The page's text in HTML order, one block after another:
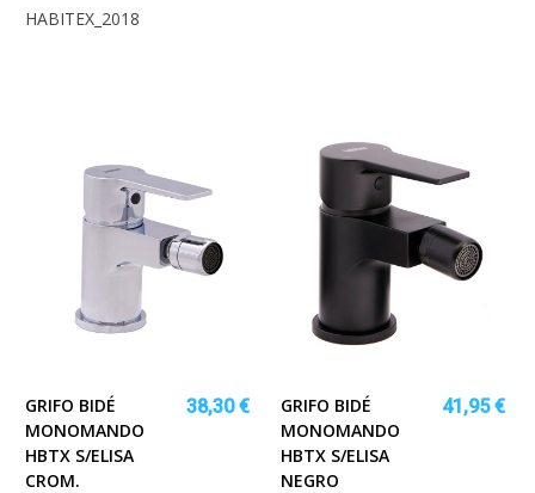
HABITEX_2018
GRIFO BIDÉ
MONOMANDO
HBTX S/ELISA
CROM.
38,30 €
GRIFO BIDÉ
MONOMANDO
HBTX S/ELISA
NEGRO
41,95 €